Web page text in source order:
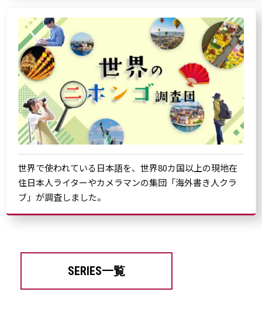
世界で使われている日本語を、世界80カ国以上の現地在
住日本人ライターやカメラマンの集団「海外書き人クラ
ブ」が調査しました。
SERIES一覧